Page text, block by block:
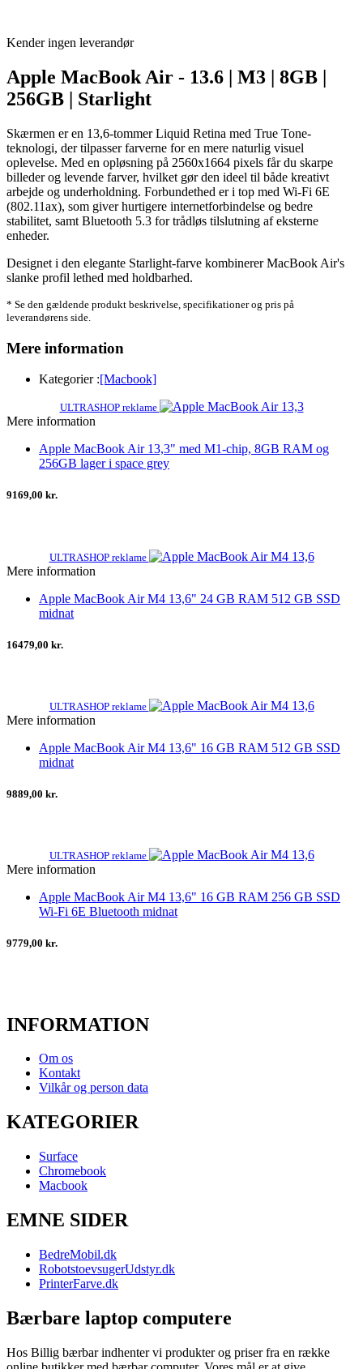
Kender ingen leverandør
Apple MacBook Air - 13.6 | M3 | 8GB |
256GB | Starlight
Skærmen er en 13,6-tommer Liquid Retina med True Tone-
teknologi, der tilpasser farverne for en mere naturlig visuel
oplevelse. Med en opløsning på 2560x1664 pixels får du skarpe
billeder og levende farver, hvilket gør den ideel til både kreativt
arbejde og underholdning. Forbundethed er i top med Wi-Fi 6E
(802.11ax), som giver hurtigere internetforbindelse og bedre
stabilitet, samt Bluetooth 5.3 for trådløs tilslutning af eksterne
enheder.
Designet i den elegante Starlight-farve kombinerer MacBook Air's
slanke profil lethed med holdbarhed.
* Se den gældende produkt beskrivelse, specifikationer og pris på
leverandørens side.
Mere information
Kategorier :[Macbook]
ULTRASHOP reklame
Mere information
Apple MacBook Air 13,3" med M1-chip, 8GB RAM og
256GB lager i space grey
9169,00 kr.
ULTRASHOP reklame
Mere information
Apple MacBook Air M4 13,6" 24 GB RAM 512 GB SSD
midnat
16479,00 kr.
ULTRASHOP reklame
Mere information
Apple MacBook Air M4 13,6" 16 GB RAM 512 GB SSD
midnat
9889,00 kr.
ULTRASHOP reklame
Mere information
Apple MacBook Air M4 13,6" 16 GB RAM 256 GB SSD
Wi-Fi 6E Bluetooth midnat
9779,00 kr.
INFORMATION
Om os
Kontakt
Vilkår og person data
KATEGORIER
Surface
Chromebook
Macbook
EMNE SIDER
BedreMobil.dk
RobotstoevsugerUdstyr.dk
PrinterFarve.dk
Bærbare laptop computere
Hos Billig bærbar indhenter vi produkter og priser fra en række